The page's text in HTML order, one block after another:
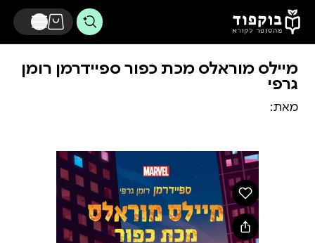
דלג לתוכן הראשי
מיילס מוראלס מכת כפור ספיידרמן רומן
גרפי
מאת: